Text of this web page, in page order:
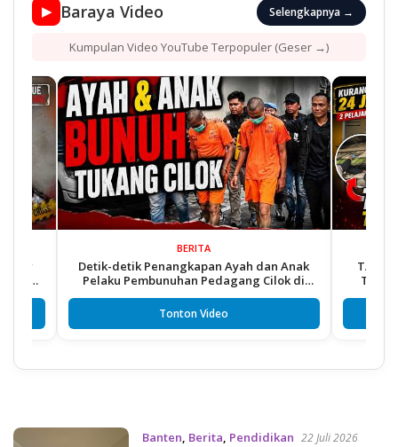
▶ Baraya Video Selengkapnya →
Kumpulan Video YouTube Terpopuler (Geser →)
Detik-detik Penangkapan Ayah dan Anak
Pelaku Pembunuhan Pedagang Cilok di
Cikupa
Tonton Video
TAWURAN
Tangkap 2
Banten, Berita, Pendidikan 22 Juli 2026